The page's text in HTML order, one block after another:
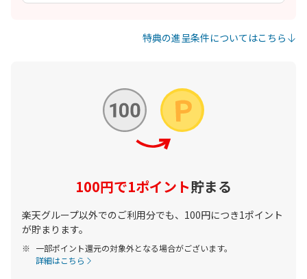
特典の進呈条件についてはこちら
100円で1ポイント貯まる
楽天グループ以外でのご利用分でも、100円につき1ポイント
が貯まります。
一部ポイント還元の対象外となる場合がございます。
詳細はこちら